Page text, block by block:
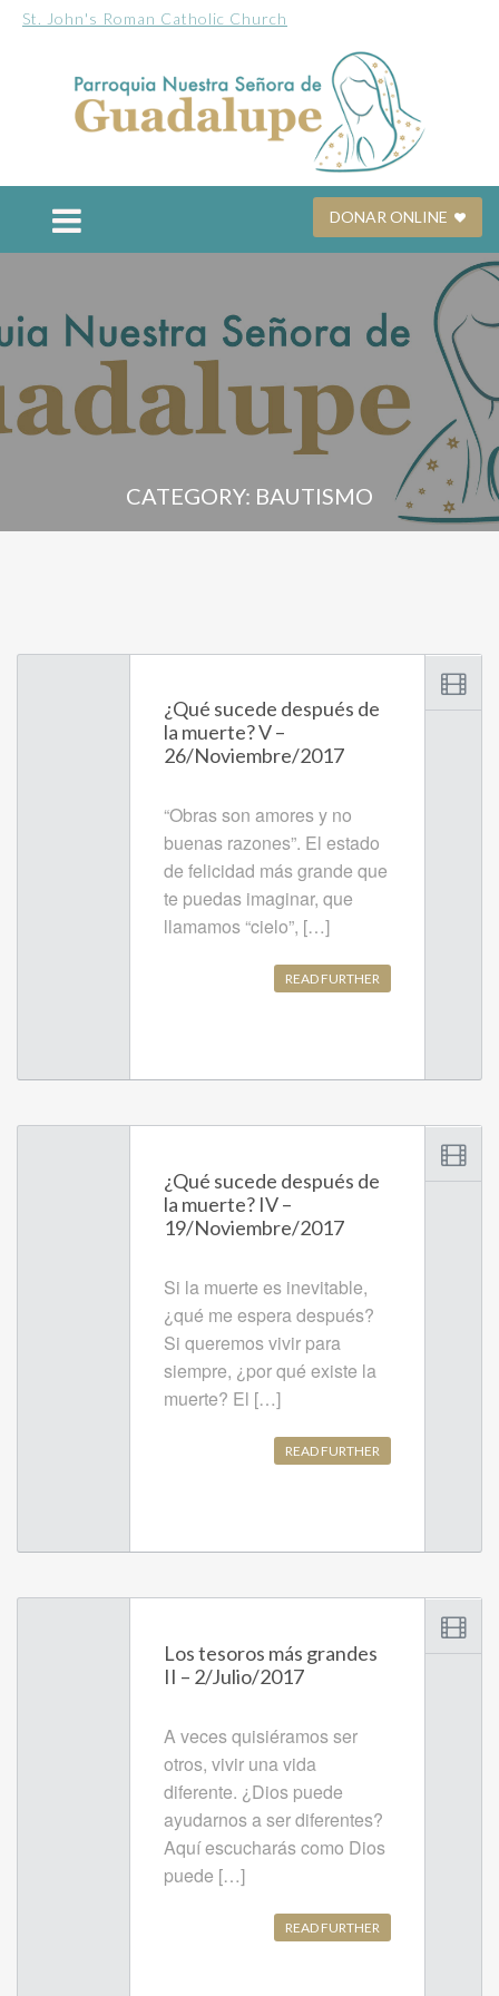
St. John's Roman Catholic Church
DONAR ONLINE
CATEGORY: BAUTISMO
¿Qué sucede después de
la muerte? V –
26/Noviembre/2017
“Obras son amores y no
buenas razones”. El estado
de felicidad más grande que
te puedas imaginar, que
llamamos “cielo”, […]
READ FURTHER
¿Qué sucede después de
la muerte? IV –
19/Noviembre/2017
Si la muerte es inevitable,
¿qué me espera después?
Si queremos vivir para
siempre, ¿por qué existe la
muerte? El […]
READ FURTHER
Los tesoros más grandes
II – 2/Julio/2017
A veces quisiéramos ser
otros, vivir una vida
diferente. ¿Dios puede
ayudarnos a ser diferentes?
Aquí escucharás como Dios
puede […]
READ FURTHER